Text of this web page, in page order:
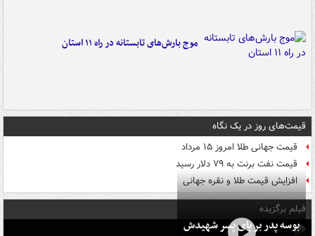
موج بارش‌های تابستانه در راه ۱۱ استان
قیمت‌های روز در یک نگاه
قیمت جهانی طلا امروز ۱۵ مرداد
قیمت نفت برنت به ۷۹ دلار رسید
افزایش قیمت طلا و نقره جهانی
فیلم برگزیده
بوسه‌ پدر بر پای پسر شهیدش